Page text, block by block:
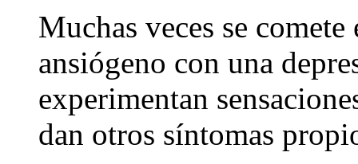
Muchas veces se
ansiógeno con una
experimentan
dan otros síntomas